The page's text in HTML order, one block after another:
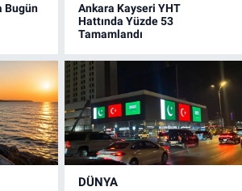
Bugün
Ankara Kayseri YHT
Hattında Yüzde 53
Tamamlandı
DÜNYA